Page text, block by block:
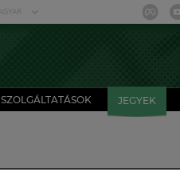
SZOLGÁLTATÁSOK JEGYEK